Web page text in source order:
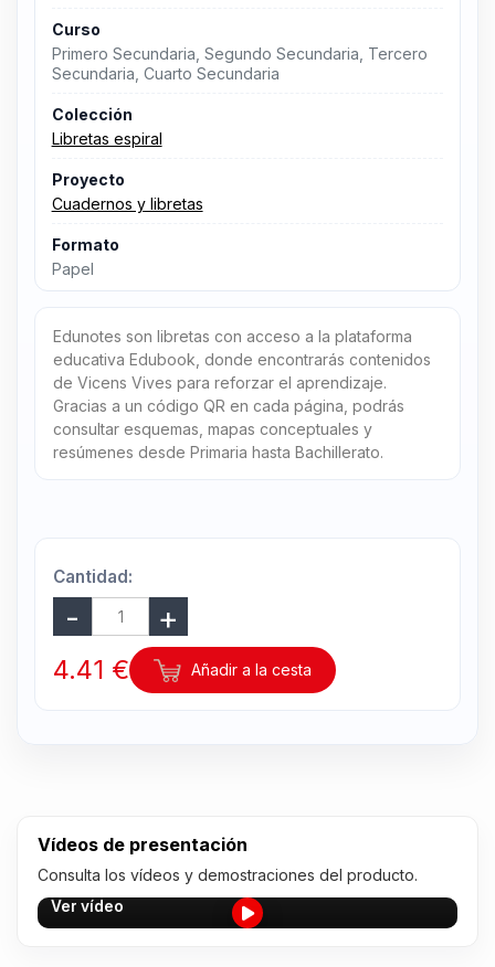
Curso
Primero Secundaria, Segundo Secundaria, Tercero
Secundaria, Cuarto Secundaria
Colección
Libretas espiral
Proyecto
Cuadernos y libretas
Formato
Papel
Edunotes son libretas con acceso a la plataforma
educativa Edubook, donde encontrarás contenidos
de Vicens Vives para reforzar el aprendizaje.
Gracias a un código QR en cada página, podrás
consultar esquemas, mapas conceptuales y
resúmenes desde Primaria hasta Bachillerato.
Cantidad:
4.41 € Añadir a la cesta
Vídeos de presentación
Consulta los vídeos y demostraciones del producto.
Ver vídeo